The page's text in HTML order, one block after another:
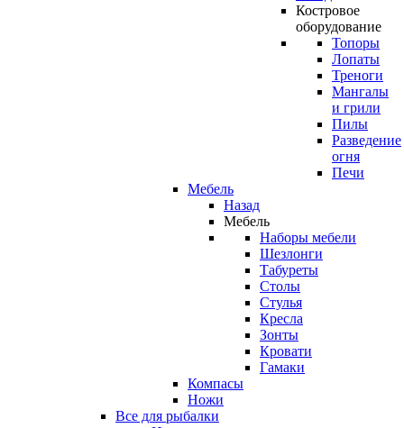
Костровое
оборудование
Топоры
Лопаты
Треноги
Мангалы
и грили
Пилы
Разведение
огня
Печи
Мебель
Назад
Мебель
Наборы мебели
Шезлонги
Табуреты
Столы
Стулья
Кресла
Зонты
Кровати
Гамаки
Компасы
Ножи
Все для рыбалки